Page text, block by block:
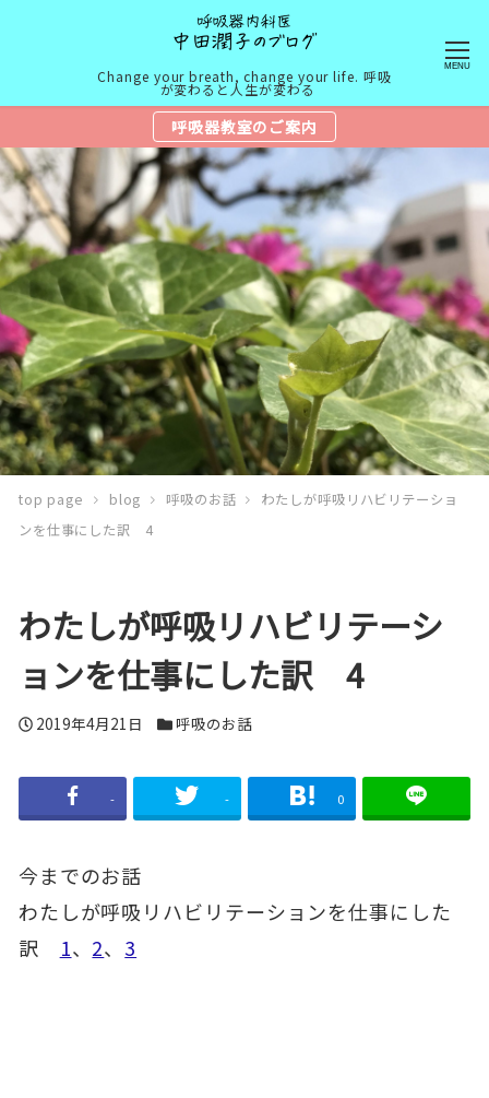
Change your breath, change your life. 呼吸
が変わると人生が変わる
MENU
呼吸器教室のご案内
top page blog 呼吸のお話
わたしが呼吸リハビリテーショ
ンを仕事にした訳 4
わたしが呼吸リハビリテーシ
ョンを仕事にした訳 4
投
2019年4月21日
カ
リ
呼吸のお話
- - 0
今までのお話
わたしが呼吸リハビリテーションを仕事にした
訳 1、 2、 3